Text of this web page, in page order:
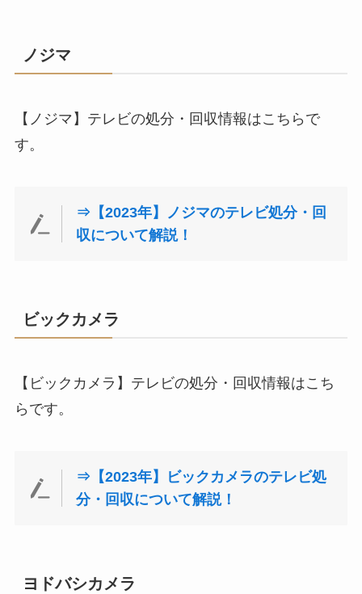
ノジマ
【ノジマ】テレビの処分・回収情報はこちらで
す。
⇒【2023年】ノジマのテレビ処分・回
収について解説！
ビックカメラ
【ビックカメラ】テレビの処分・回収情報はこち
らです。
⇒【2023年】ビックカメラのテレビ処
分・回収について解説！
ヨドバシカメラ